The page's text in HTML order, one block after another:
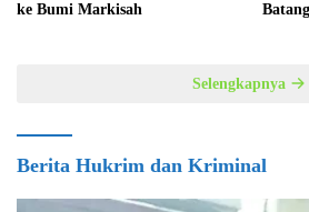
ke Bumi Markisah
Selengkapnya
Berita Hukrim dan Kriminal